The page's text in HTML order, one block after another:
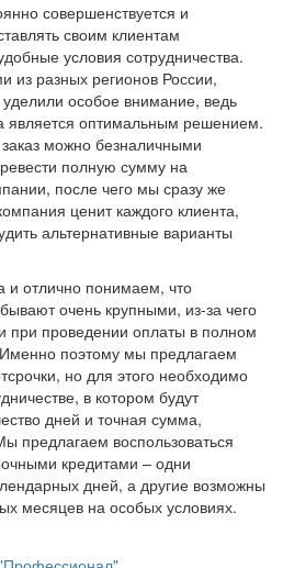
совершенствуется и
своим клиентам
условия сотрудничества.
из разных регионов России,
особое внимание, ведь
является оптимальным решением.
можно безналичными
полную сумму на
после чего мы сразу же
ценит каждого клиента,
альтернативные варианты
и отлично понимаем, что
очень крупными, из-за чего
при проведении оплаты в полном
поэтому мы предлагаем
но для этого необходимо
в котором будут
дней и точная сумма,
предлагаем воспользоваться
кредитами – одни
дней, а другие возможны
месяцев на особых условиях.